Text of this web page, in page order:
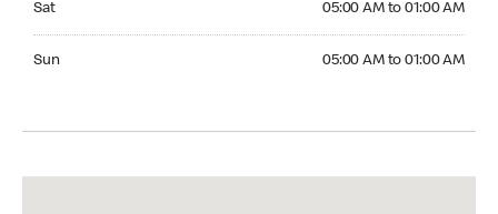
Sat 05:00 AM to 01:00 AM
Sun 05:00 AM to 01:00 AM